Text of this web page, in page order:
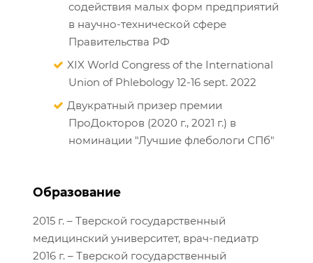
содействия малых форм предприятий
в научно-технической сфере
Правительства РФ
XIX World Congress of the International
Union of Phlebology 12-16 sept. 2022
Двукратный призер премии
ПроДокторов (2020 г., 2021 г.) в
номинации "Лучшие флебологи СПб"
Образование
2015 г. – Тверской государственный
медицинский университет, врач-педиатр
2016 г. – Тверской государственный